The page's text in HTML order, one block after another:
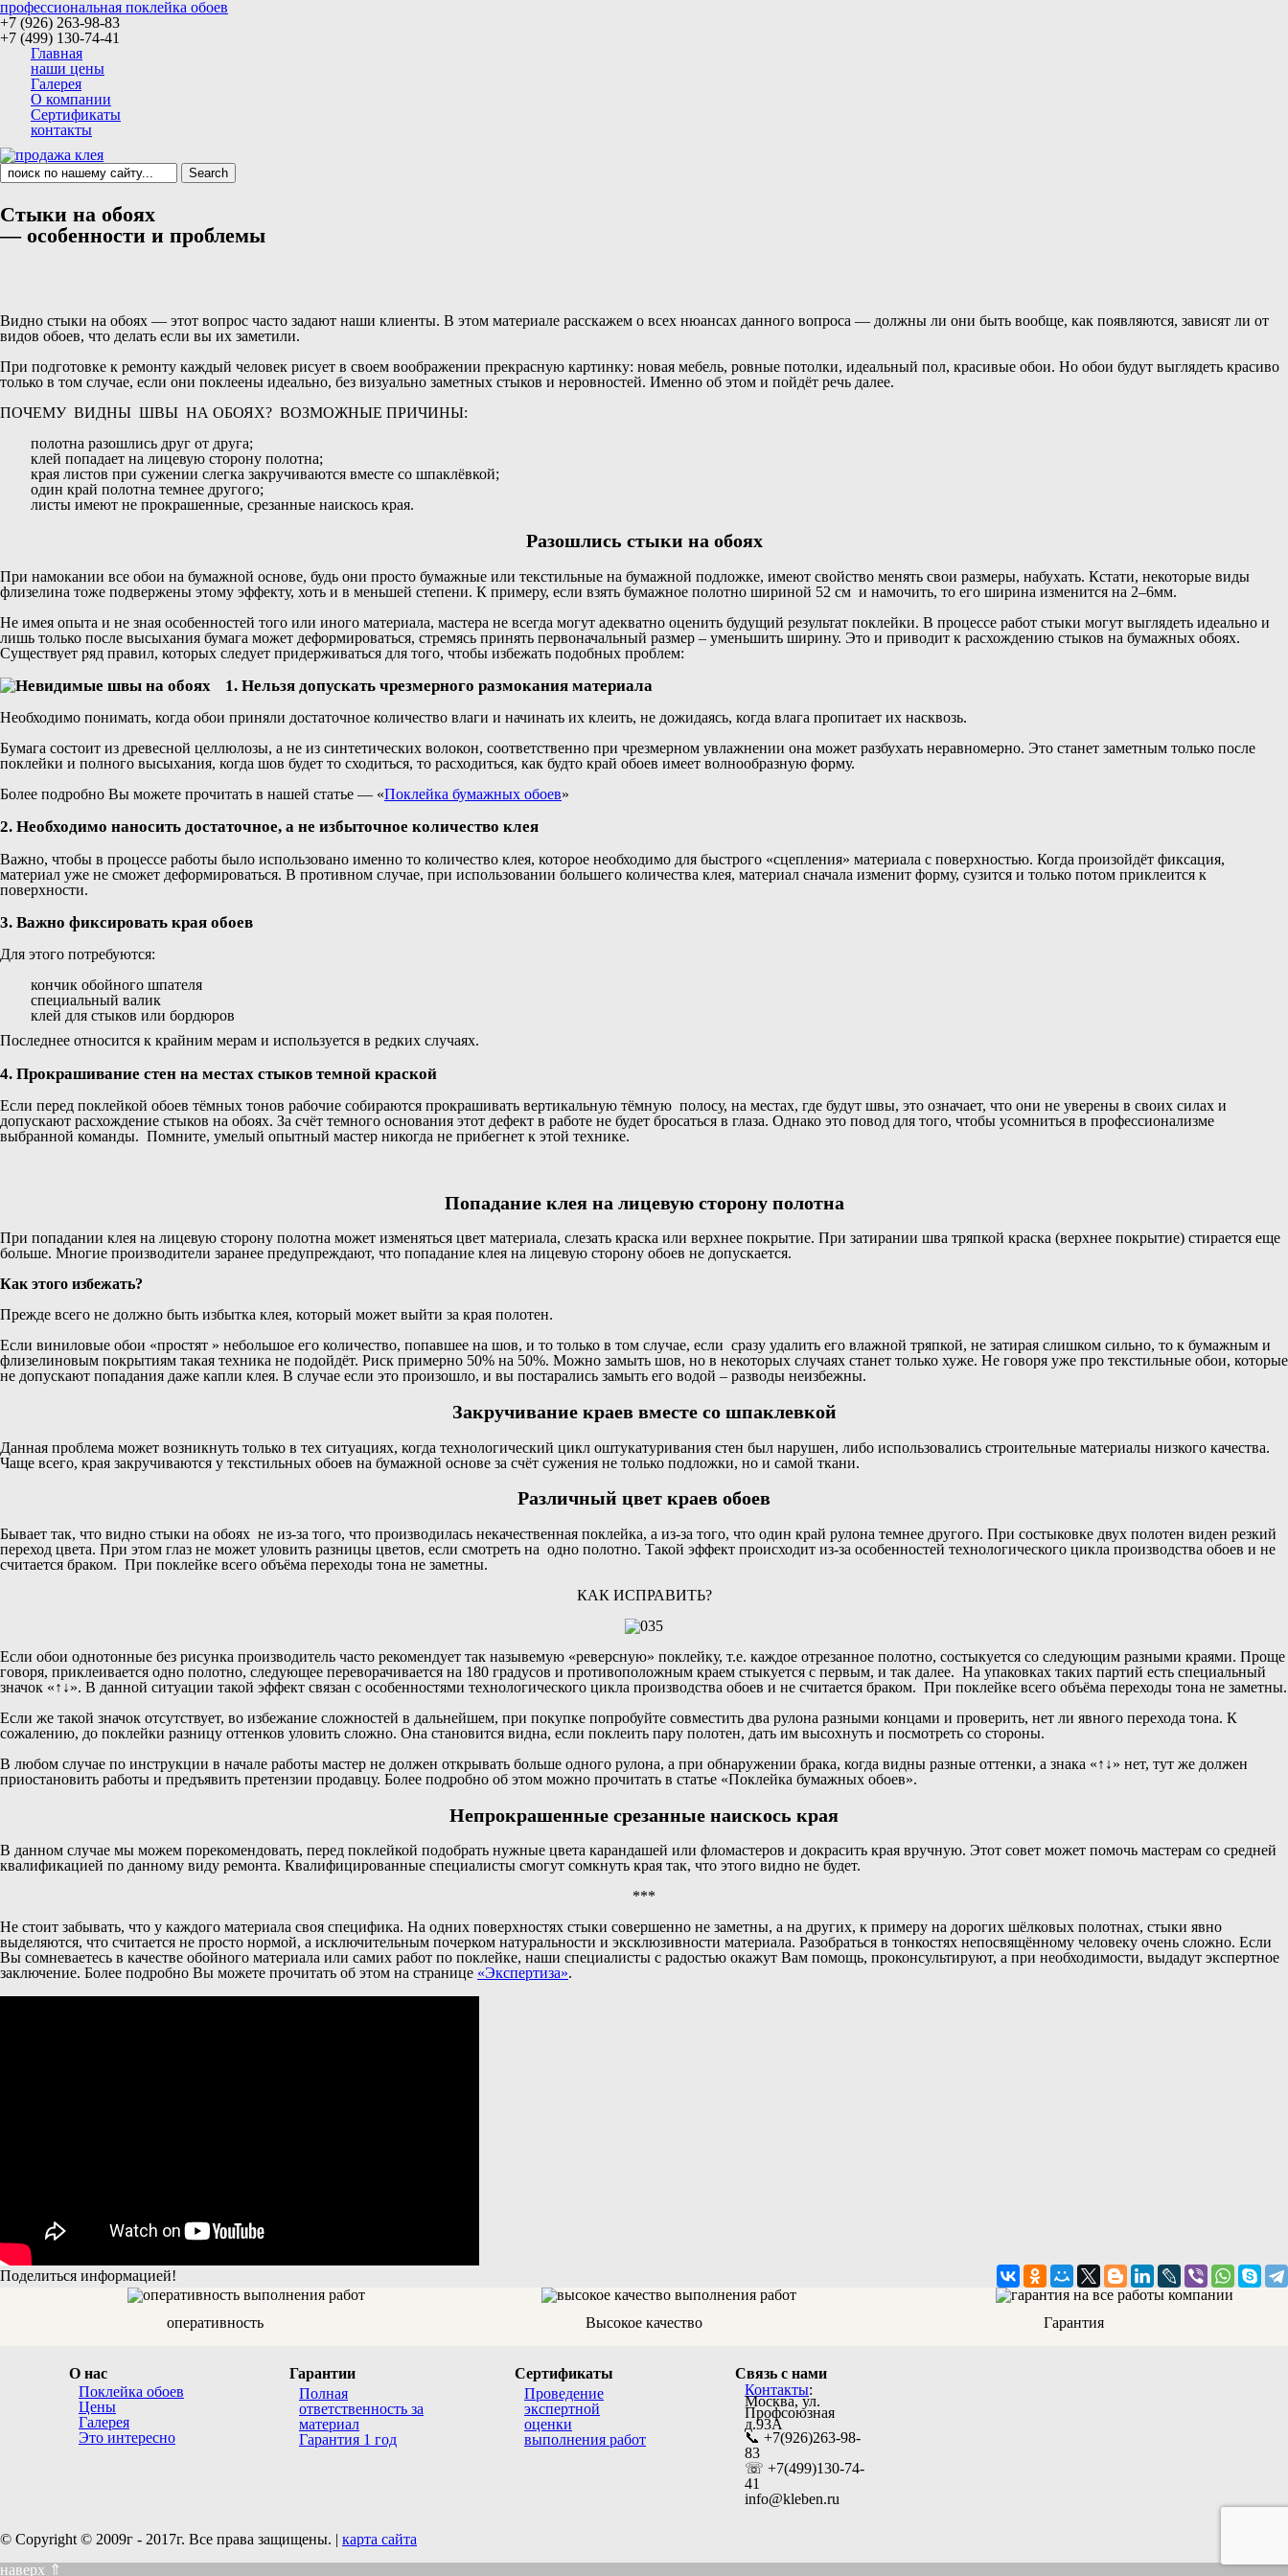
профессиональная поклейка обоев
+7 (926) 263-98-83
+7 (499) 130-74-41
Главная
наши цены
Галерея
О компании
Сертификаты
контакты
Стыки на обоях
— особенности и проблемы
Видно стыки на обоях — этот вопрос часто задают наши клиенты. В этом материале расскажем о всех нюансах данного вопроса — должны ли они быть вообще, как появляются, зависят ли от
видов обоев, что делать если вы их заметили.
При подготовке к ремонту каждый человек рисует в своем воображении прекрасную картинку: новая мебель, ровные потолки, идеальный пол, красивые обои. Но обои будут выглядеть красиво
только в том случае, если они поклеены идеально, без визуально заметных стыков и неровностей. Именно об этом и пойдёт речь далее.
ПОЧЕМУ ВИДНЫ ШВЫ НА ОБОЯХ? ВОЗМОЖНЫЕ ПРИЧИНЫ:
полотна разошлись друг от друга;
клей попадает на лицевую сторону полотна;
края листов при сужении слегка закручиваются вместе со шпаклёвкой;
один край полотна темнее другого;
листы имеют не прокрашенные, срезанные наискось края.
Разошлись стыки на обоях
При намокании все обои на бумажной основе, будь они просто бумажные или текстильные на бумажной подложке, имеют свойство менять свои размеры, набухать. Кстати, некоторые виды
флизелина тоже подвержены этому эффекту, хоть и в меньшей степени. К примеру, если взять бумажное полотно шириной 52 см и намочить, то его ширина изменится на 2–6мм.
Не имея опыта и не зная особенностей того или иного материала, мастера не всегда могут адекватно оценить будущий результат поклейки. В процессе работ стыки могут выглядеть идеально и
лишь только после высыхания бумага может деформироваться, стремясь принять первоначальный размер – уменьшить ширину. Это и приводит к расхождению стыков на бумажных обоях.
Существует ряд правил, которых следует придерживаться для того, чтобы избежать подобных проблем:
1. Нельзя допускать чрезмерного размокания материала
Необходимо понимать, когда обои приняли достаточное количество влаги и начинать их клеить, не дожидаясь, когда влага пропитает их насквозь.
Бумага состоит из древесной целлюлозы, а не из синтетических волокон, соответственно при чрезмерном увлажнении она может разбухать неравномерно. Это станет заметным только после
поклейки и полного высыхания, когда шов будет то сходиться, то расходиться, как будто край обоев имеет волнообразную форму.
Более подробно Вы можете прочитать в нашей статье — «Поклейка бумажных обоев»
2. Необходимо наносить достаточное, а не избыточное количество клея
Важно, чтобы в процессе работы было использовано именно то количество клея, которое необходимо для быстрого «сцепления» материала с поверхностью. Когда произойдёт фиксация,
материал уже не сможет деформироваться. В противном случае, при использовании большего количества клея, материал сначала изменит форму, сузится и только потом приклеится к
поверхности.
3. Важно фиксировать края обоев
Для этого потребуются:
кончик обойного шпателя
специальный валик
клей для стыков или бордюров
Последнее относится к крайним мерам и используется в редких случаях.
4. Прокрашивание стен на местах стыков темной краской
Если перед поклейкой обоев тёмных тонов рабочие собираются прокрашивать вертикальную тёмную полосу, на местах, где будут швы, это означает, что они не уверены в своих силах и
допускают расхождение стыков на обоях. За счёт темного основания этот дефект в работе не будет бросаться в глаза. Однако это повод для того, чтобы усомниться в профессионализме
выбранной команды. Помните, умелый опытный мастер никогда не прибегнет к этой технике.
Попадание клея на лицевую сторону полотна
При попадании клея на лицевую сторону полотна может изменяться цвет материала, слезать краска или верхнее покрытие. При затирании шва тряпкой краска (верхнее покрытие) стирается еще
больше. Многие производители заранее предупреждают, что попадание клея на лицевую сторону обоев не допускается.
Как этого избежать?
Прежде всего не должно быть избытка клея, который может выйти за края полотен.
Если виниловые обои «простят » небольшое его количество, попавшее на шов, и то только в том случае, если сразу удалить его влажной тряпкой, не затирая слишком сильно, то к бумажным и
флизелиновым покрытиям такая техника не подойдёт. Риск примерно 50% на 50%. Можно замыть шов, но в некоторых случаях станет только хуже. Не говоря уже про текстильные обои, которые
не допускают попадания даже капли клея. В случае если это произошло, и вы постарались замыть его водой – разводы неизбежны.
Закручивание краев вместе со шпаклевкой
Данная проблема может возникнуть только в тех ситуациях, когда технологический цикл оштукатуривания стен был нарушен, либо использовались строительные материалы низкого качества.
Чаще всего, края закручиваются у текстильных обоев на бумажной основе за счёт сужения не только подложки, но и самой ткани.
Различный цвет краев обоев
Бывает так, что видно стыки на обоях не из-за того, что производилась некачественная поклейка, а из-за того, что один край рулона темнее другого. При состыковке двух полотен виден резкий
переход цвета. При этом глаз не может уловить разницы цветов, если смотреть на одно полотно. Такой эффект происходит из-за особенностей технологического цикла производства обоев и не
считается браком. При поклейке всего объёма переходы тона не заметны.
КАК ИСПРАВИТЬ?
Если обои однотонные без рисунка производитель часто рекомендует так назывемую «реверсную» поклейку, т.е. каждое отрезанное полотно, состыкуется со следующим разными краями. Проще
говоря, приклеивается одно полотно, следующее переворачивается на 180 градусов и противоположным краем стыкуется с первым, и так далее. На упаковках таких партий есть специальный
значок «↑↓». В данной ситуации такой эффект связан с особенностями технологического цикла производства обоев и не считается браком. При поклейке всего объёма переходы тона не заметны.
Если же такой значок отсутствует, во избежание сложностей в дальнейшем, при покупке попробуйте совместить два рулона разными концами и проверить, нет ли явного перехода тона. К
сожалению, до поклейки разницу оттенков уловить сложно. Она становится видна, если поклеить пару полотен, дать им высохнуть и посмотреть со стороны.
В любом случае по инструкции в начале работы мастер не должен открывать больше одного рулона, а при обнаружении брака, когда видны разные оттенки, а знака «↑↓» нет, тут же должен
приостановить работы и предъявить претензии продавцу. Более подробно об этом можно прочитать в статье «Поклейка бумажных обоев».
Непрокрашенные срезанные наискось края
В данном случае мы можем порекомендовать, перед поклейкой подобрать нужные цвета карандашей или фломастеров и докрасить края вручную. Этот совет может помочь мастерам со средней
квалификацией по данному виду ремонта. Квалифицированные специалисты смогут сомкнуть края так, что этого видно не будет.
***
Не стоит забывать, что у каждого материала своя специфика. На одних поверхностях стыки совершенно не заметны, а на других, к примеру на дорогих шёлковых полотнах, стыки явно
выделяются, что считается не просто нормой, а исключительным почерком натуральности и эксклюзивности материала. Разобраться в тонкостях непосвящённому человеку очень сложно. Если
Вы сомневаетесь в качестве обойного материала или самих работ по поклейке, наши специалисты с радостью окажут Вам помощь, проконсультируют, а при необходимости, выдадут экспертное
заключение. Более подробно Вы можете прочитать об этом на странице «Экспертиза».
Поделиться информацией!
оперативность Высокое качество Гарантия
О нас
Поклейка обоев
Цены
Галерея
Это интересно
Гарантии
Полная
ответственность за
материал
Гарантия 1 год
Сертификаты
Проведение
экспертной
оценки
выполнения работ
Связь с нами
Контакты:
Москва,ул.
Профсоюзная
д.93А
📞 +7(926)263-98-
83
☏ +7(499)130-74-
41
info@kleben.ru
© Copyright © 2009г - 2017г. Все права защищены. | карта сайта
наверх ⇑